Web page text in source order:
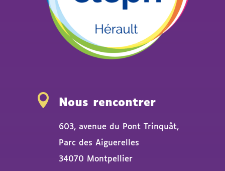
 Nous rencontrer
603, avenue du Pont Trinquât,
Parc des Aiguerelles
34070 Montpellier